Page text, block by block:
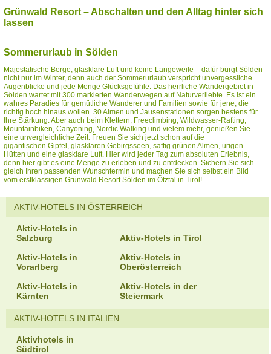
Grünwald Resort – Abschalten und den Alltag hinter sich
lassen
Sommerurlaub in Sölden
Majestätische Berge, glasklare Luft und keine Langeweile – dafür bürgt Sölden
nicht nur im Winter, denn auch der Sommerurlaub verspricht unvergessliche
Augenblicke und jede Menge Glücksgefühle. Das herrliche Wandergebiet in
Sölden wartet mit 300 markierten Wanderwegen auf Naturverliebte. Es ist ein
wahres Paradies für gemütliche Wanderer und Familien sowie für jene, die
richtig hoch hinaus wollen. 30 Almen und Jausenstationen sorgen bestens für
Ihre Stärkung. Aber auch beim Klettern, Freeclimbing, Wildwasser-Rafting,
Mountainbiken, Canyoning, Nordic Walking und vielem mehr, genießen Sie
eine unvergleichliche Zeit. Freuen Sie sich jetzt schon auf die
gigantischen Gipfel, glasklaren Gebirgsseen, saftig grünen Almen, urigen
Hütten und eine glasklare Luft. Hier wird jeder Tag zum absoluten Erlebnis,
denn hier gibt es eine Menge zu erleben und zu entdecken. Sichern Sie sich
gleich Ihren passenden Wunschtermin und machen Sie sich selbst ein Bild
vom erstklassigen Grünwald Resort Sölden im Ötztal in Tirol!
AKTIV-HOTELS IN ÖSTERREICH
Aktiv-Hotels in
Salzburg
Aktiv-Hotels in Tirol
Aktiv-Hotels in
Vorarlberg
Aktiv-Hotels in
Oberösterreich
Aktiv-Hotels in
Kärnten
Aktiv-Hotels in der
Steiermark
AKTIV-HOTELS IN ITALIEN
Aktivhotels in
Südtirol